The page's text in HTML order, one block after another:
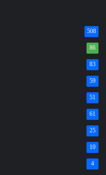
508
86
83
59
51
61
25
10
4